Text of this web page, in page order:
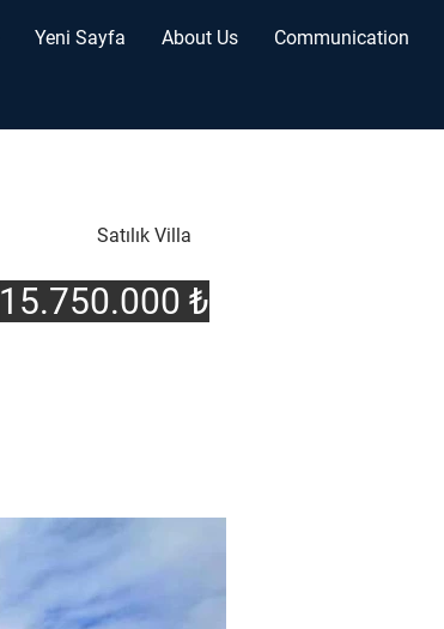
Yeni Sayfa About Us Communication
Satılık Villa
15.750.000 ₺